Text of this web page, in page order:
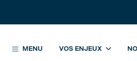
MENU VOS ENJEUX